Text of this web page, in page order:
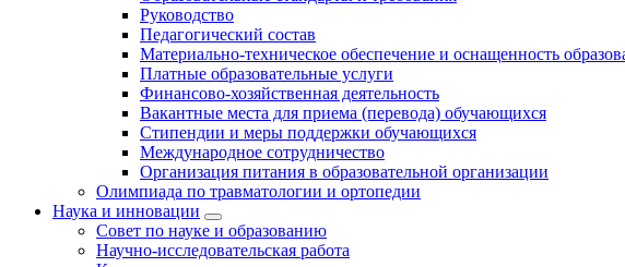
Руководство
Педагогический состав
Материально-техническое обеспечение и оснащенность
Платные образовательные услуги
Финансово-хозяйственная деятельность
Вакантные места для приема (перевода) обучающихся
Стипендии и меры поддержки обучающихся
Международное сотрудничество
Организация питания в образовательной организации
Олимпиада по травматологии и ортопедии
Наука и инновации
Совет по науке и образованию
Научно-исследовательская работа